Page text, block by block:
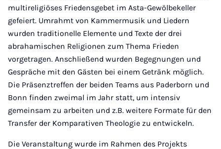
multireligiöses Friedensgebet im Asta-Gewölbekeller
gefeiert. Umrahmt von Kammermusik und Liedern
wurden traditionelle Elemente und Texte der drei
abrahamischen Religionen zum Thema Frieden
vorgetragen. Anschließend wurden Begegnungen und
Gespräche mit den Gästen bei einem Getränk möglich.
Die Präsenztreffen der beiden Teams aus Paderborn und
Bonn finden zweimal im Jahr statt, um intensiv
gemeinsam zu arbeiten und z.B. weitere Formate für den
Transfer der Komparativen Theologie zu entwickeln.
Die Veranstaltung wurde im Rahmen des Projekts